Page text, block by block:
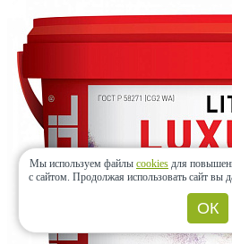
Мы используем файлы cookies для
с сайтом. Продолжая использовать сайт вы
ОК